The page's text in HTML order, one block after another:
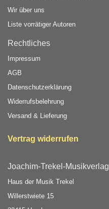
Wir über uns
Liste vorrätiger Autoren
Rechtliches
Impressum
AGB
Datenschutzerklärung
Widerrufsbelehrung
Versand & Lieferung
Vertrag widerrufen
Joachim-Trekel-Musikverlag
Haus der Musik Trekel
Willerstwiete 15